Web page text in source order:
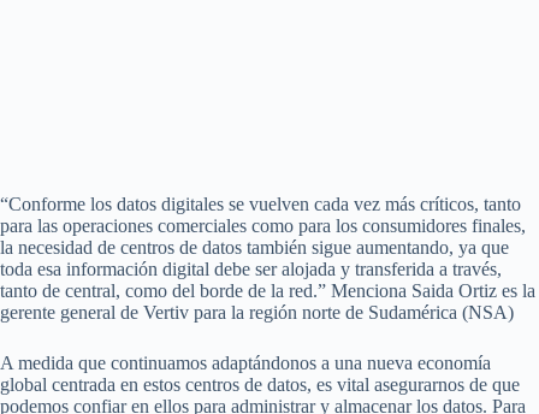
“Conforme los datos digitales se vuelven cada vez más críticos, tanto
para las operaciones comerciales como para los consumidores finales,
la necesidad de centros de datos también sigue aumentando, ya que
toda esa información digital debe ser alojada y transferida a través,
tanto de central, como del borde de la red.” Menciona Saida Ortiz es la
gerente general de Vertiv para la región norte de Sudamérica (NSA)
A medida que continuamos adaptándonos a una nueva economía
global centrada en estos centros de datos, es vital asegurarnos de que
podemos confiar en ellos para administrar y almacenar los datos. Para